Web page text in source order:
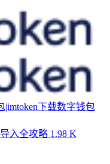
|imtoken下载数字钱包
入全攻略 1.98 K